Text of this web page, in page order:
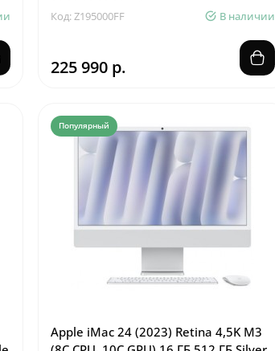
Код: Z195000FF В наличии
225 990 р.
Популярный
Apple iMac 24 (2023) Retina 4,5K M3